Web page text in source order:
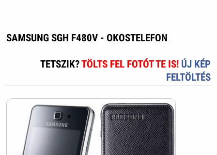
SAMSUNG SGH F480V - OKOSTELEFON
TETSZIK?TÖLTS FEL FOTÓT TE IS! ÚJ KÉP
FELTÖLTÉS